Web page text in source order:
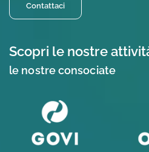
Contattaci
Scopri le nostre
le nostre consociate